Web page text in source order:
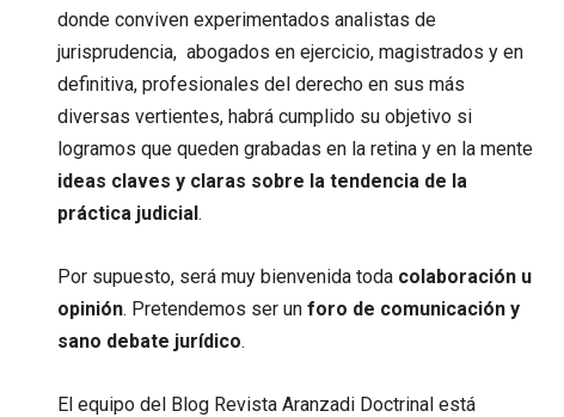
donde conviven experimentados analistas de
jurisprudencia, abogados en ejercicio, magistrados y en
definitiva, profesionales del derecho en sus más
diversas vertientes, habrá cumplido su objetivo si
logramos que queden grabadas en la retina y en la mente
ideas claves y claras sobre la tendencia de la
práctica judicial.
Por supuesto, será muy bienvenida toda colaboración u
opinión. Pretendemos ser un foro de comunicación y
sano debate jurídico.
El equipo del Blog Revista Aranzadi Doctrinal está